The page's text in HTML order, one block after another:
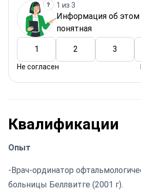
1 из 3
Информация об этом
понятная
1 2 3
Не согласен
Квалификации
Опыт
-Врач-ординатор
больницы Беллвитге (2001 г).